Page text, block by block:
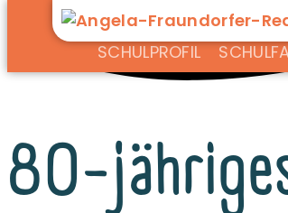
SCHULPROFIL
80-